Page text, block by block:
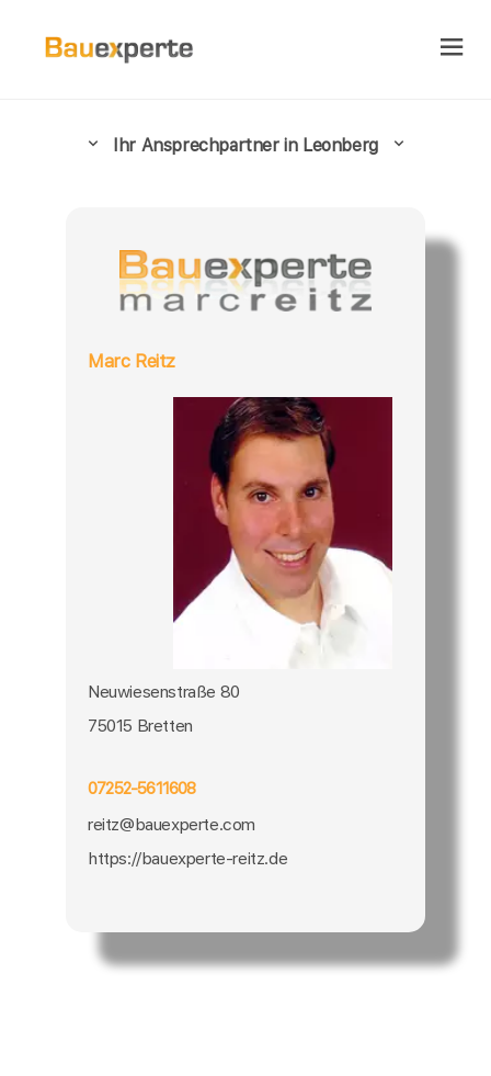
Ihr Ansprechpartner in Leonberg
Marc Reitz
Neuwiesenstraße 80
75015 Bretten
07252-5611608
reitz@bauexperte.com
https://bauexperte-reitz.de